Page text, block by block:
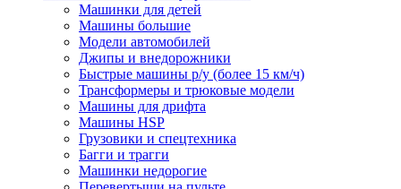
Машинки для детей
Машины большие
Модели автомобилей
Джипы и внедорожники
Быстрые машины р/у (более 15 км/ч)
Трансформеры и трюковые модели
Машины для дрифта
Машины HSP
Грузовики и спецтехника
Багги и трагги
Машинки недорогие